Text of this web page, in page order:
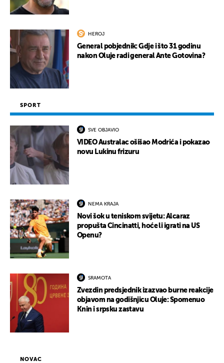
HEROJ
General pobjednik: Gdje i što 31 godinu
nakon Oluje radi general Ante Gotovina?
SPORT
SVE OBJAVIO
VIDEO Australac ošišao Modrića i pokazao
novu Lukinu frizuru
NEMA KRAJA
Novi šok u teniskom svijetu: Alcaraz
propušta Cincinatti, hoće li igrati na US
Openu?
SRAMOTA
Zvezdin predsjednik izazvao burne reakcije
objavom na godišnjicu Oluje: Spomenuo
Knin i srpsku zastavu
NOVAC